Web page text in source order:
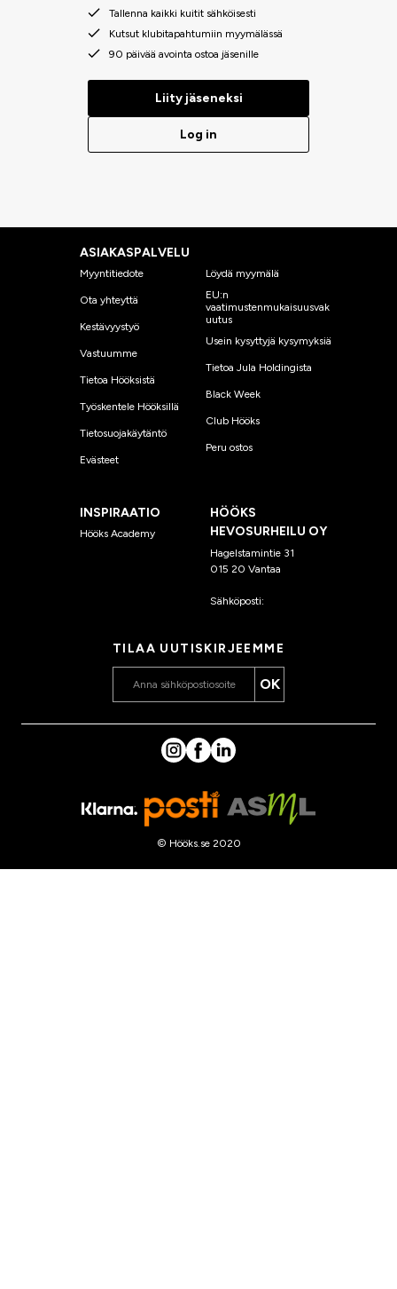
Tallenna kaikki kuitit sähköisesti
Kutsut klubitapahtumiin myymälässä
90 päivää avointa ostoa jäsenille
Liity jäseneksi
Log in
ASIAKASPALVELU
Myyntitiedote
Ota yhteyttä
Kestävyystyö
Vastuumme
Tietoa Hööksistä
Työskentele Hööksillä
Tietosuojakäytäntö
Evästeet
Löydä myymälä
EU:n
vaatimustenmukaisuusvak
uutus
Usein kysyttyjä kysymyksiä
Tietoa Jula Holdingista
Black Week
Club Hööks
Peru ostos
INSPIRAATIO
Hööks Academy
HÖÖKS
HEVOSURHEILU OY
Hagelstamintie 31
015 20 Vantaa
Sähköposti:
TILAA UUTISKIRJEEMME
OK
© Hööks.se 2020